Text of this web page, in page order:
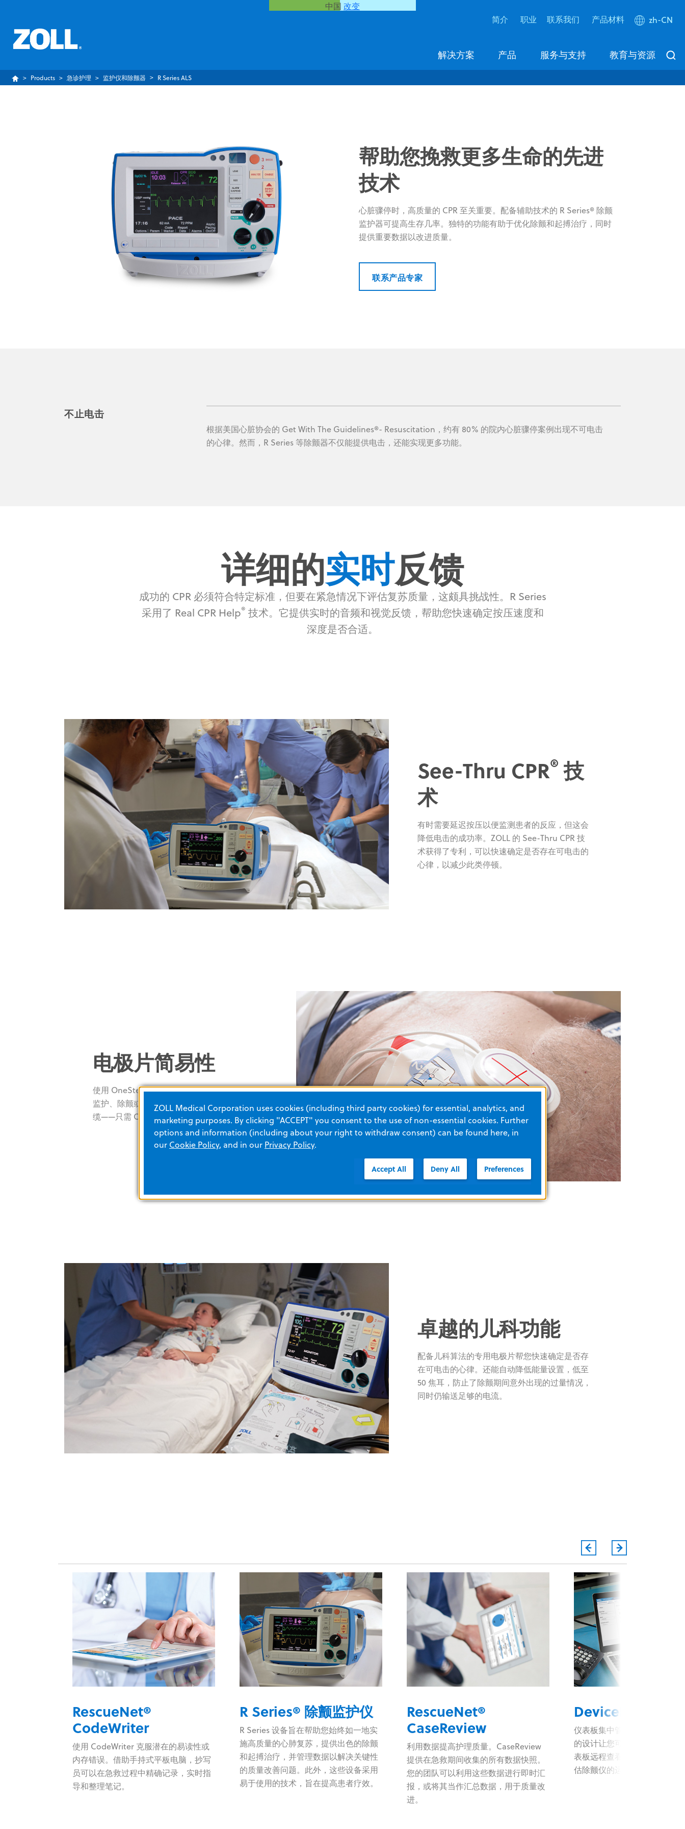
中国 改变
简介 职业 联系我们 产品材料 zh-CN
解决方案 产品 服务与支持 教育与资源
Products 急诊护理 监护仪和除颤器 R Series ALS
帮助您挽救更多生命的先进
技术
心脏骤停时，高质量的 CPR 至关重要。配备辅助技术的 R Series® 除颤
监护器可提高生存几率。独特的功能有助于优化除颤和起搏治疗，同时
提供重要数据以改进质量。
联系产品专家
不止电击
根据美国心脏协会的 Get With The Guidelines®- Resuscitation，约有 80% 的院内心脏骤停案例出现不可电击
的心律。然而，R Series 等除颤器不仅能提供电击，还能实现更多功能。
详细的实时反馈
成功的 CPR 必须符合特定标准，但要在紧急情况下评估复苏质量，这颇具挑战性。R Series
采用了 Real CPR Help® 技术。它提供实时的音频和视觉反馈，帮助您快速确定按压速度和
深度是否合适。
See-Thru CPR® 技
术
有时需要延迟按压以便监测患者的反应，但这会
降低电击的成功率。ZOLL 的 See-Thru CPR 技
术获得了专利，可以快速确定是否存在可电击的
心律，以减少此类停顿。
电极片简易性
使用 OneStep™ 系列电极片实施治疗很方便。
监护、除颤或起搏——无需另外的三导联 ECG 电
缆——只需 OneStep Complete 电极片。
卓越的儿科功能
配备儿科算法的专用电极片帮您快速确定是否存
在可电击的心律。还能自动降低能量设置，低至
50 焦耳，防止了除颤期间意外出现的过量情况，
同时仍输送足够的电流。
RescueNet®
CodeWriter
使用 CodeWriter 克服潜在的易读性或
内存错误。借助手持式平板电脑，抄写
员可以在急救过程中精确记录，实时指
导和整理笔记。
R Series® 除颤监护仪
R Series 设备旨在帮助您始终如一地实
施高质量的心肺复苏，提供出色的除颤
和起搏治疗，并管理数据以解决关键性
的质量改善问题。此外，这些设备采用
易于使用的技术，旨在提高患者疗效。
RescueNet®
CaseReview
利用数据提高护理质量。CaseReview
提供在急救期间收集的所有数据快照。
您的团队可以利用这些数据进行即时汇
报，或将其当作汇总数据，用于质量改
进。
仪表板集中管理您的所有数据
的设计让您可以通过一个便捷
表板远程查看已连接的所有除
估除颤仪的运行状况并进行故
ZOLL Medical Corporation uses cookies (including third party cookies) for essential, analytics, and
marketing purposes. By clicking "ACCEPT" you consent to the use of non-essential cookies. Further
options and information (including about your right to withdraw consent) can be found here, in
our Cookie Policy, and in our Privacy Policy.
Accept All Deny All Preferences